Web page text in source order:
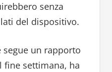
senza
del dispositivo.
segue un rapporto
fine settimana, ha